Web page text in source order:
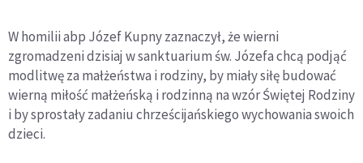
W homilii abp Józef Kupny zaznaczył, że wierni
zgromadzeni dzisiaj w sanktuarium św. Józefa chcą podjąć
modlitwę za małżeństwa i rodziny, by miały siłę budować
wierną miłość małżeńską i rodzinną na wzór Świętej Rodziny
i by sprostały zadaniu chrześcijańskiego wychowania swoich
dzieci.